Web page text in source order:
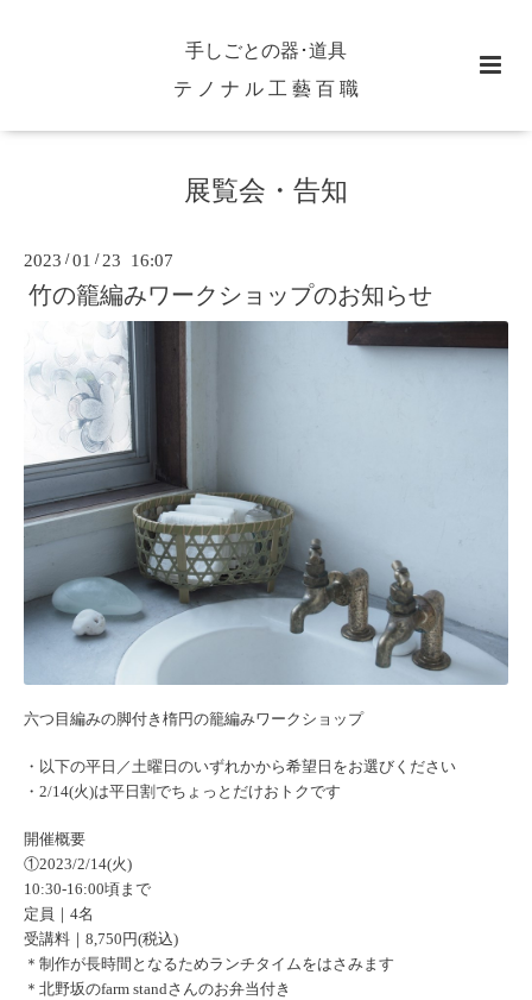
手しごとの器･道具
テ ノ ナ ル 工 藝 百 職
展覧会・告知
2023 /01 / 23 16:07
竹の籠編みワークショップのお知らせ
六つ目編みの脚付き楕円の籠編みワークショップ
・以下の平日／土曜日のいずれかから希望日をお選びください
・2/14(火)は平日割でちょっとだけおトクです︎
開催概要
①2023/2/14(火)
10:30-16:00頃まで
定員｜4名
受講料｜8,750円(税込)
＊制作が長時間となるためランチタイムをはさみます
＊北野坂のfarm standさんのお弁当付き